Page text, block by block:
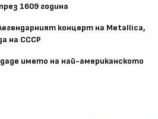
1609 година
концерт на Metallica,
на СССР
даде името на най-американското